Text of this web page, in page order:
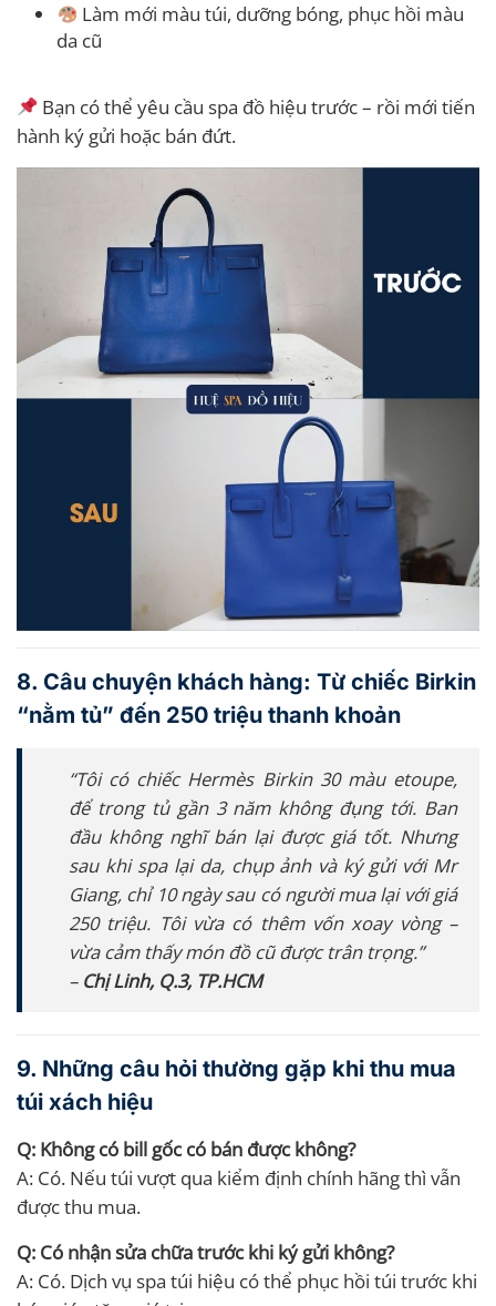
Làm mới màu túi, dưỡng bóng, phục hồi màu
da cũ
Bạn có thể yêu cầu spa đồ hiệu trước – rồi mới tiến
hành ký gửi hoặc bán đứt.
8. Câu chuyện khách hàng: Từ chiếc Birkin
“nằm tủ” đến 250 triệu thanh khoản
“Tôi có chiếc Hermès Birkin 30 màu etoupe,
để trong tủ gần 3 năm không đụng tới. Ban
đầu không nghĩ bán lại được giá tốt. Nhưng
sau khi spa lại da, chụp ảnh và ký gửi với Mr
Giang, chỉ 10 ngày sau có người mua lại với giá
250 triệu. Tôi vừa có thêm vốn xoay vòng –
vừa cảm thấy món đồ cũ được trân trọng.”
– Chị Linh, Q.3, TP.HCM
9. Những câu hỏi thường gặp khi thu mua
túi xách hiệu
Q: Không có bill gốc có bán được không?
A: Có. Nếu túi vượt qua kiểm định chính hãng thì vẫn
được thu mua.
Q: Có nhận sửa chữa trước khi ký gửi không?
A: Có. Dịch vụ spa túi hiệu có thể phục hồi túi trước khi